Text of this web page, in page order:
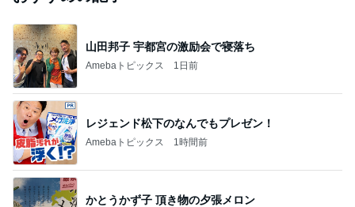
山田邦子 宇都宮の激励会で寝落ち
Amebaトピックス 1日前
レジェンド松下のなんでもプレゼン！
Amebaトピックス 1時間前
かとうかず子 頂き物の夕張メロン